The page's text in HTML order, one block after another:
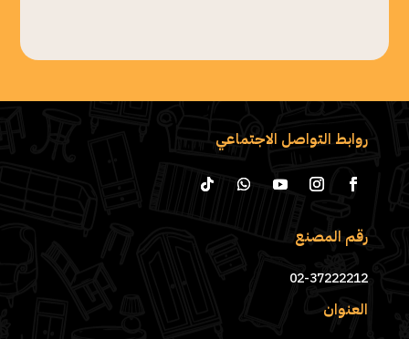
روابط التواصل الاجتماعي
رقم المصنع
02-37222212
العنوان